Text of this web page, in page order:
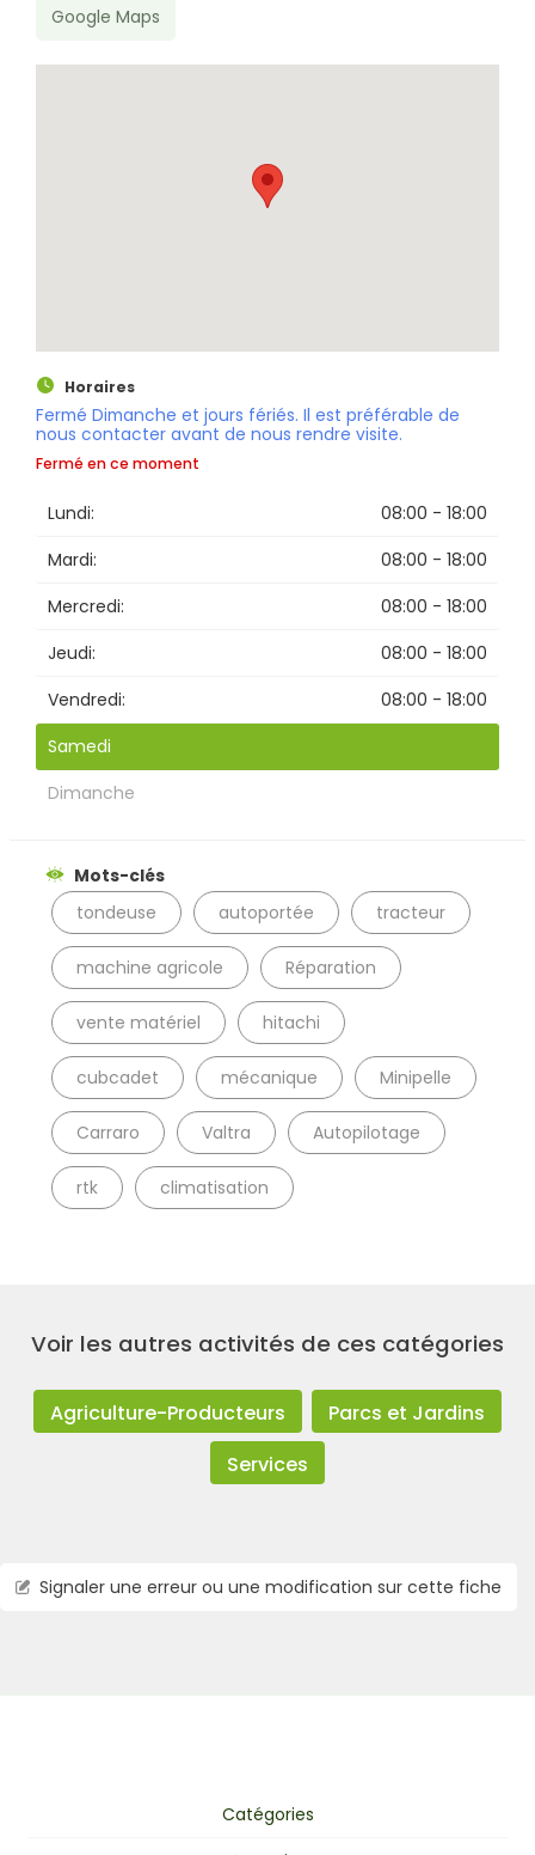
Google Maps
Horaires
Fermé Dimanche et jours fériés. Il est préférable de
nous contacter avant de nous rendre visite.
Fermé en ce moment
Lundi:
08:00 - 18:00
Mardi:
08:00 - 18:00
Mercredi:
08:00 - 18:00
Jeudi:
08:00 - 18:00
Vendredi:
08:00 - 18:00
Samedi
Dimanche
Mots-clés
tondeuse
autoportée tracteur
machine agricole Réparation
vente matériel hitachi
cubcadet mécanique Minipelle
Carraro Valtra Autopilotage
rtk climatisation
Voir les autres activités de ces catégories
Agriculture-Producteurs
Parcs et Jardins
Services
Signaler une erreur ou une modification sur cette fiche
Catégories